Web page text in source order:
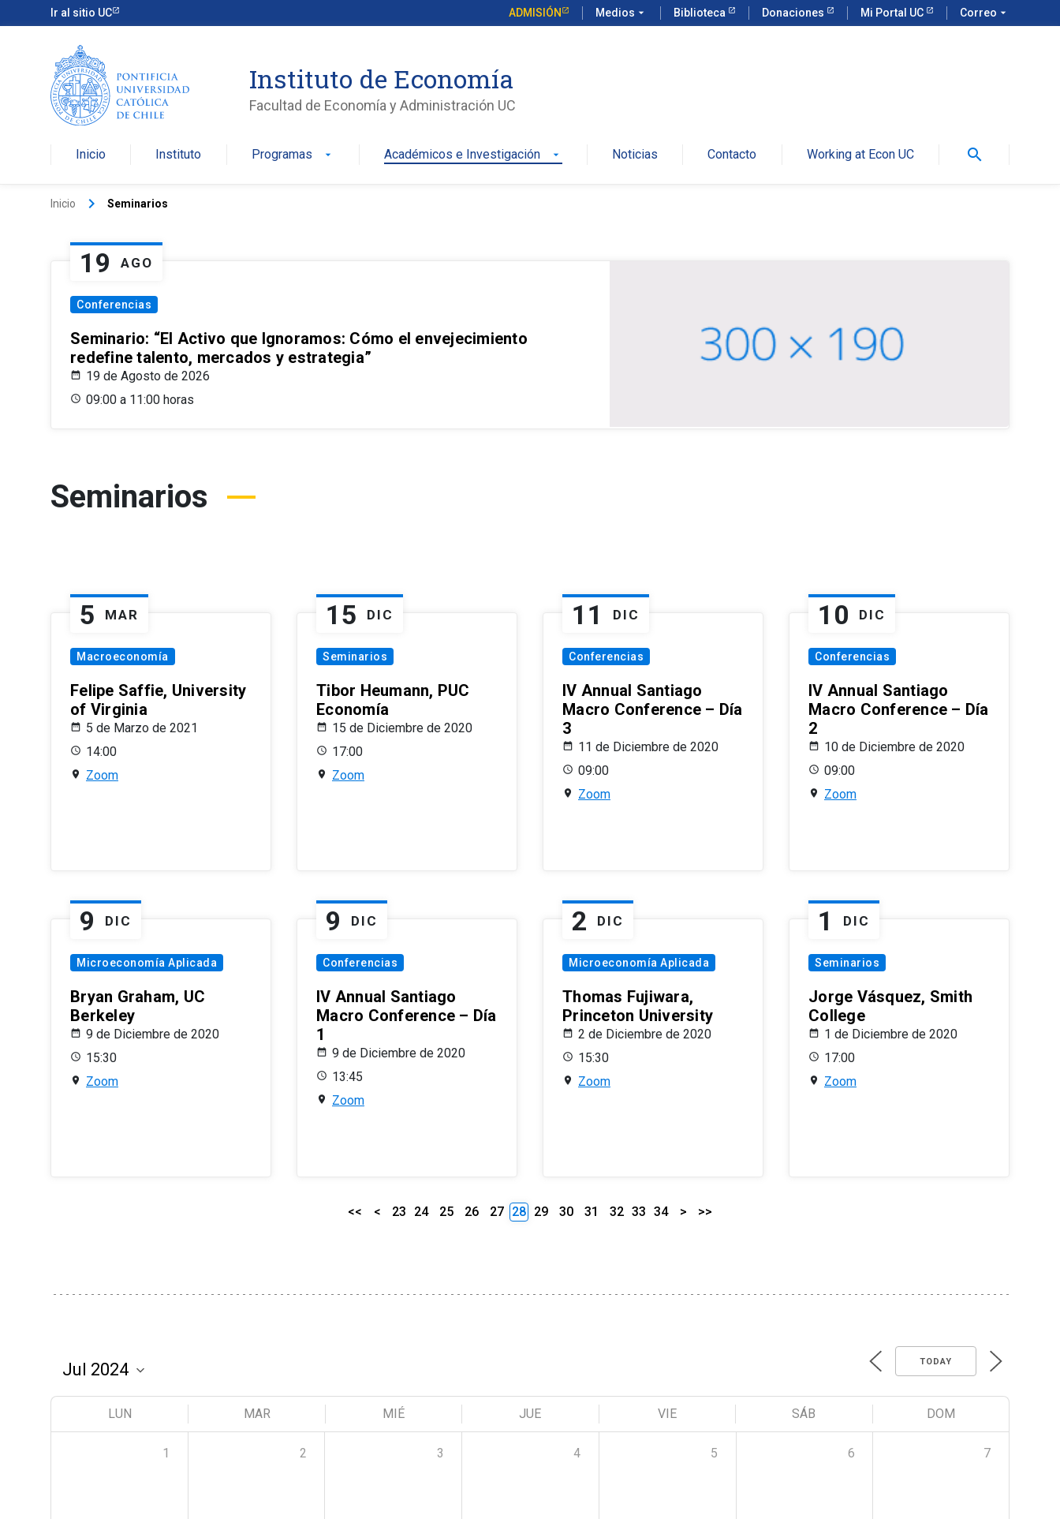
Ir al sitio UC ADMISIÓN Medios arrow_drop_down Biblioteca Donaciones Mi Portal UC Correo arrow_drop_down
Instituto de Economía
Facultad de Economía y Administración UC
Inicio Instituto Programas arrow_drop_down Académicos e Investigación arrow_drop_down Noticias Contacto Working at Econ UC search
Inicio keyboard_arrow_right Seminarios
19 AGO
Conferencias
Seminario: “El Activo que Ignoramos: Cómo el envejecimiento
redefine talento, mercados y estrategia”
19 de Agosto de 2026
09:00 a 11:00 horas
Seminarios
5 MAR
Macroeconomía
Felipe Saffie, University
of Virginia
5 de Marzo de 2021
14:00
Zoom
15 DIC
Seminarios
Tibor Heumann, PUC
Economía
15 de Diciembre de 2020
17:00
Zoom
11 DIC
Conferencias
IV Annual Santiago
Macro Conference – Día
3
11 de Diciembre de 2020
09:00
Zoom
10 DIC
Conferencias
IV Annual Santiago
Macro Conference – Día
2
10 de Diciembre de 2020
09:00
Zoom
9 DIC
Microeconomía Aplicada
Bryan Graham, UC
Berkeley
9 de Diciembre de 2020
15:30
Zoom
9 DIC
Conferencias
IV Annual Santiago
Macro Conference – Día
1
9 de Diciembre de 2020
13:45
Zoom
2 DIC
Microeconomía Aplicada
Thomas Fujiwara,
Princeton University
2 de Diciembre de 2020
15:30
Zoom
1 DIC
Seminarios
Jorge Vásquez, Smith
College
1 de Diciembre de 2020
17:00
Zoom
<< < 23 24 25 26 27 28 29 30 31 32 33 34 > >>
TODAY
LUN MAR MIÉ JUE VIE SÁB DOM
1 2 3 4 5 6 7